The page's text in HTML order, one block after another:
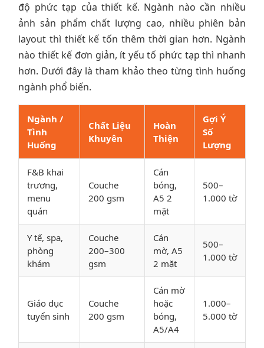
độ phức tạp của thiết kế. Ngành nào cần nhiều
ảnh sản phẩm chất lượng cao, nhiều phiên bản
layout thì thiết kế tốn thêm thời gian hơn. Ngành
nào thiết kế đơn giản, ít yếu tố phức tạp thì nhanh
hơn. Dưới đây là tham khảo theo từng tình huống
ngành phổ biến.
Ngành /
Tình
Huống
Chất Liệu
Khuyên
Hoàn
Thiện
Gợi Ý
Số
Lượng
F&B khai
trương,
menu
quán
Couche
200 gsm
Cán
bóng,
A5 2
mặt
500–
1.000 tờ
Y tế, spa,
phòng
khám
Couche
200–300
gsm
Cán
mờ, A5
2 mặt
500–
1.000 tờ
Giáo dục
tuyển sinh
Couche
200 gsm
Cán mờ
hoặc
bóng,
A5/A4
1.000–
5.000 tờ